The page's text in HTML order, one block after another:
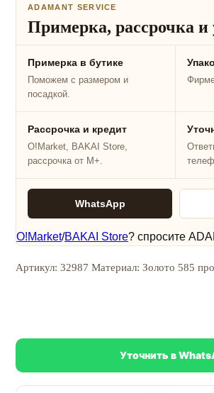
ADAMANT SERVICE
Примерка, рассрочка и
Примерка в бутике
Поможем с размером и
посадкой.
Рассрочка и кредит
O!Market, BAKAI Store,
рассрочка от M+.
WhatsApp
O!Market/BAKAI Store? спросите
Артикул: 32987 Материал: Золото 585
Уточнить в